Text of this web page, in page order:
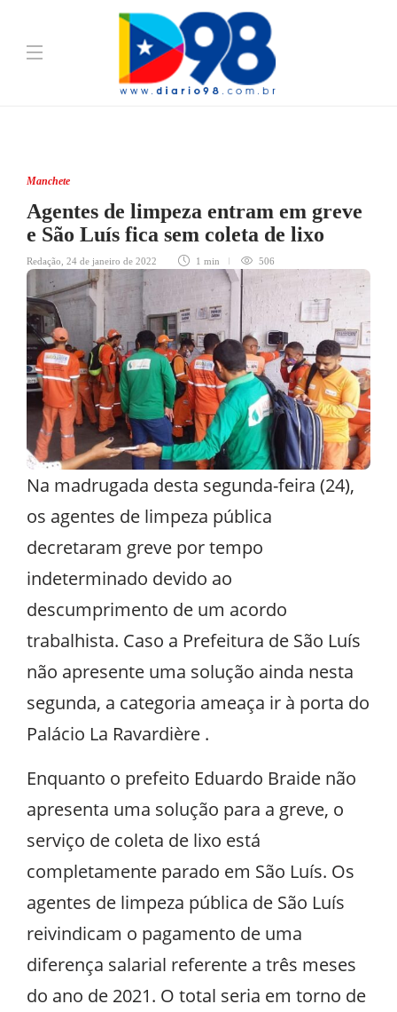
Manchete
Agentes de limpeza entram em greve
e São Luís fica sem coleta de lixo
Redação 24 de janeiro de 2022 1 min 506
Na madrugada desta segunda-feira (24),
os agentes de limpeza pública
decretaram greve por tempo
indeterminado devido ao
descumprimento de um acordo
trabalhista. Caso a Prefeitura de São Luís
não apresente uma solução ainda nesta
segunda, a categoria ameaça ir à porta do
Palácio La Ravardière .
Enquanto o prefeito Eduardo Braide não
apresenta uma solução para a greve, o
serviço de coleta de lixo está
completamente parado em São Luís. Os
agentes de limpeza pública de São Luís
reivindicam o pagamento de uma
diferença salarial referente a três meses
do ano de 2021. O total seria em torno de